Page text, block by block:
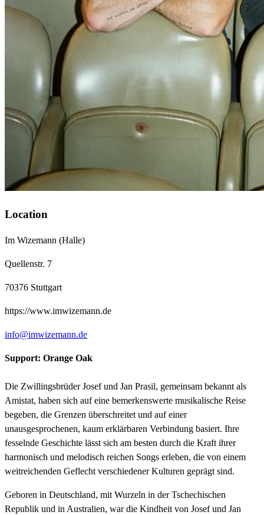
Location
Im Wizemann (Halle)
Quellenstr. 7
70376 Stuttgart
https://www.imwizemann.de
info@imwizemann.de
Support: Orange Oak
Die Zwillingsbrüder Josef und Jan Prasil, gemeinsam bekannt als
Amistat, haben sich auf eine bemerkenswerte musikalische Reise
begeben, die Grenzen überschreitet und auf einer
unausgesprochenen, kaum erklärbaren Verbindung basiert. Ihre
fesselnde Geschichte lässt sich am besten durch die Kraft ihrer
harmonisch und melodisch reichen Songs erleben, die von einem
weitreichenden Geflecht verschiedener Kulturen geprägt sind.
Geboren in Deutschland, mit Wurzeln in der Tschechischen
Republik und in Australien, war die Kindheit von Josef und Jan